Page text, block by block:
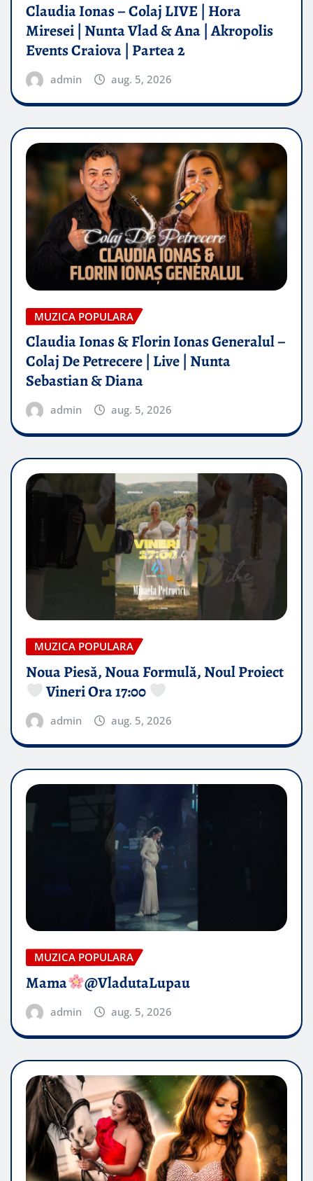
Claudia Ionas – Colaj LIVE | Hora
Miresei | Nunta Vlad & Ana | Akropolis
Events Craiova | Partea 2
admin aug. 5, 2026
MUZICA POPULARA
Claudia Ionas & Florin Ionas Generalul –
Colaj De Petrecere | Live | Nunta
Sebastian & Diana
admin aug. 5, 2026
MUZICA POPULARA
Noua Piesă, Noua Formulă, Noul Proiect
Vineri Ora 17:00
admin aug. 5, 2026
MUZICA POPULARA
Mama @VladutaLupau
admin aug. 5, 2026